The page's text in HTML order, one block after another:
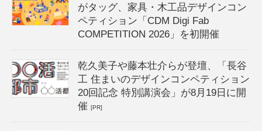
がタッグ、家具・木工品デザインコン
ペティション「CDM Digi Fab
COMPETITION 2026」を初開催
乾久美子や藤本壮介らが登壇、「長谷
工 住まいのデザインコンペティション
20回記念 特別講演会」が8月19日に開
催[PR]